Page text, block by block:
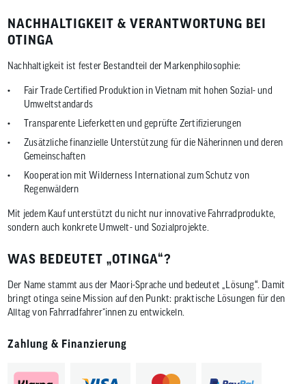
NACHHALTIGKEIT & VERANTWORTUNG BEI
OTINGA
Nachhaltigkeit ist fester Bestandteil der Markenphilosophie:
Fair Trade Certified Produktion in Vietnam mit hohen Sozial- und
Umweltstandards
Transparente Lieferketten und geprüfte Zertifizierungen
Zusätzliche finanzielle Unterstützung für die Näherinnen und deren
Gemeinschaften
Kooperation mit Wilderness International zum Schutz von
Regenwäldern
Mit jedem Kauf unterstützt du nicht nur innovative Fahrradprodukte,
sondern auch konkrete Umwelt- und Sozialprojekte.
WAS BEDEUTET „OTINGA“?
Der Name stammt aus der Maori-Sprache und bedeutet „Lösung“. Damit
bringt otinga seine Mission auf den Punkt: praktische Lösungen für den
Alltag von Fahrradfahrer*innen zu entwickeln.
Zahlung & Finanzierung